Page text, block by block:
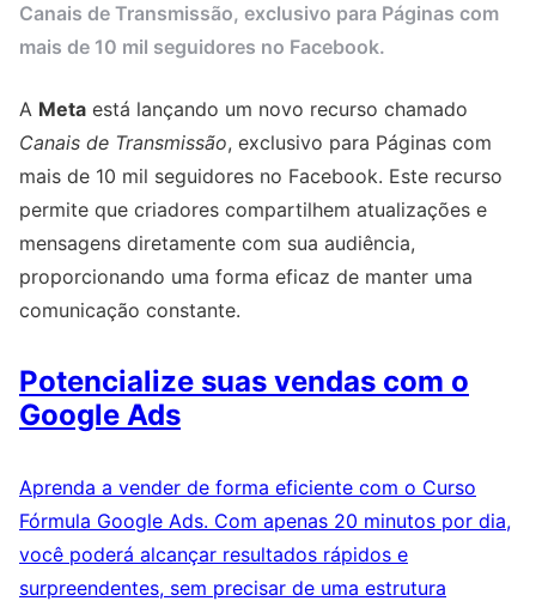
Canais de Transmissão, exclusivo para Páginas com
mais de 10 mil seguidores no Facebook.
A Meta está lançando um novo recurso chamado
Canais de Transmissão, exclusivo para Páginas com
mais de 10 mil seguidores no Facebook. Este recurso
permite que criadores compartilhem atualizações e
mensagens diretamente com sua audiência,
proporcionando uma forma eficaz de manter uma
comunicação constante.
Potencialize suas vendas com o
Google Ads
Aprenda a vender de forma eficiente com o Curso
Fórmula Google Ads. Com apenas 20 minutos por dia,
você poderá alcançar resultados rápidos e
surpreendentes, sem precisar de uma estrutura